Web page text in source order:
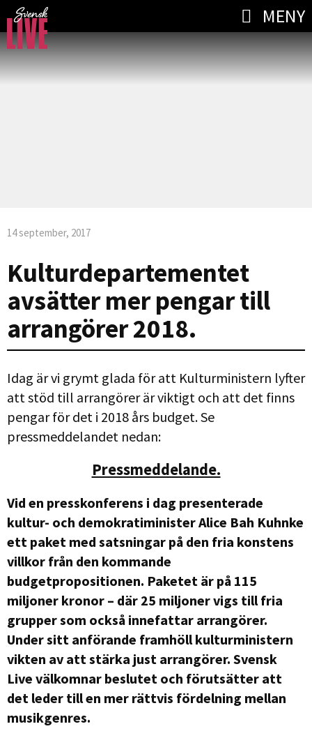
MENY
14 september, 2017
Kulturdepartementet
avsätter mer pengar till
arrangörer 2018.
Idag är vi grymt glada för att Kulturministern lyfter
att stöd till arrangörer är viktigt och att det finns
pengar för det i 2018 års budget. Se
pressmeddelandet nedan:
Pressmeddelande.
Vid en presskonferens i dag presenterade
kultur- och demokratiminister Alice Bah Kuhnke
ett paket med satsningar på den fria konstens
villkor från den kommande
budgetpropositionen. Paketet är på 115
miljoner kronor – där 25 miljoner vigs till fria
grupper som också innefattar arrangörer.
Under sitt anförande framhöll kulturministern
vikten av att stärka just arrangörer. Svensk
Live välkomnar beslutet och förutsätter att
det leder till en mer rättvis fördelning mellan
musikgenres.